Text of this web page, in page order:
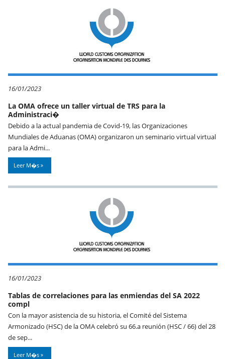
16/01/2023
La OMA ofrece un taller virtual de TRS para la
Administraci�
Debido a la actual pandemia de Covid-19, las Organizaciones
Mundiales de Aduanas (OMA) organizaron un seminario virtual virtual
para la Admi...
Leer M�s
16/01/2023
Tablas de correlaciones para las enmiendas del SA 2022
compl
Con la mayor asistencia de su historia, el Comité del Sistema
Armonizado (HSC) de la OMA celebró su 66.a reunión (HSC / 66) del 28
de sep...
Leer M�s